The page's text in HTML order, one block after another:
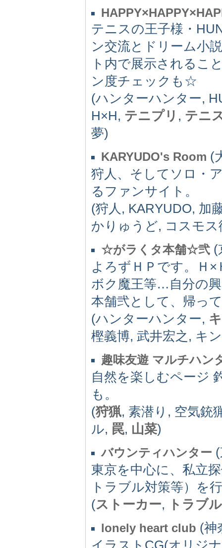
テニスの王子様・
ン交流とドリーム小
ト内で展示されるこ
ン度チェックも☆
(ハンターハンター,
H×H, テニプリ , テニ
夢)
KARYUDO's Room (
狩人、そしてソロ・
るファンサイト。
(狩人, KARYUDO, 加
かりゅうど, コスモ
☆がラくタ本舗☆弐 (
よろずＨＰです。Ｈ
ボク魔王等…自分の
本舗弐として、帰っ
(ハンターハンター,
樫義博, 武井宏之, キ
趣味友遊 マルチハン
自然を楽しむページ
も。
(狩猟, 素潜り, 空気銃
ル, 罠, 山菜)
バウンティハンター
東京を中心に、私立
トラブル対策等）を
(ストーカー, トラブル
lonely heart club (神
イラストCG(オリジ